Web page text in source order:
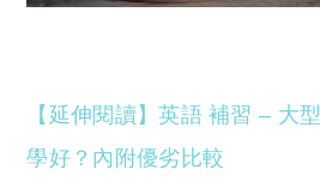
【延伸閱讀】英語 補習 – 大
學好？內附優劣比較